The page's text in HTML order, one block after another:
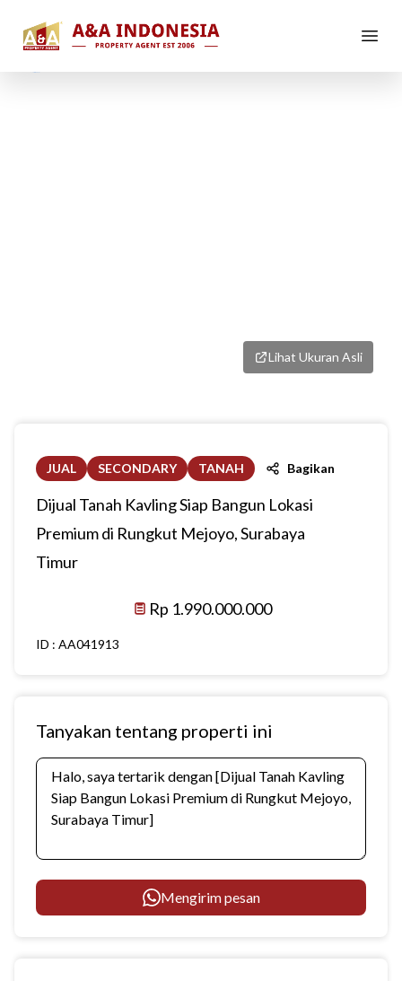
Lihat Ukuran Asli
JUAL SECONDARY TANAH Bagikan
Dijual Tanah Kavling Siap Bangun Lokasi
Premium di Rungkut Mejoyo, Surabaya
Timur
Rp 1.990.000.000
ID : AA041913
Tanyakan tentang properti ini
Mengirim pesan